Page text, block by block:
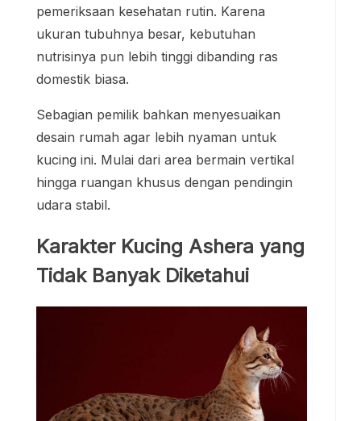
pemeriksaan kesehatan rutin. Karena
ukuran tubuhnya besar, kebutuhan
nutrisinya pun lebih tinggi dibanding ras
domestik biasa.
Sebagian pemilik bahkan menyesuaikan
desain rumah agar lebih nyaman untuk
kucing ini. Mulai dari area bermain vertikal
hingga ruangan khusus dengan pendingin
udara stabil.
Karakter Kucing Ashera yang
Tidak Banyak Diketahui